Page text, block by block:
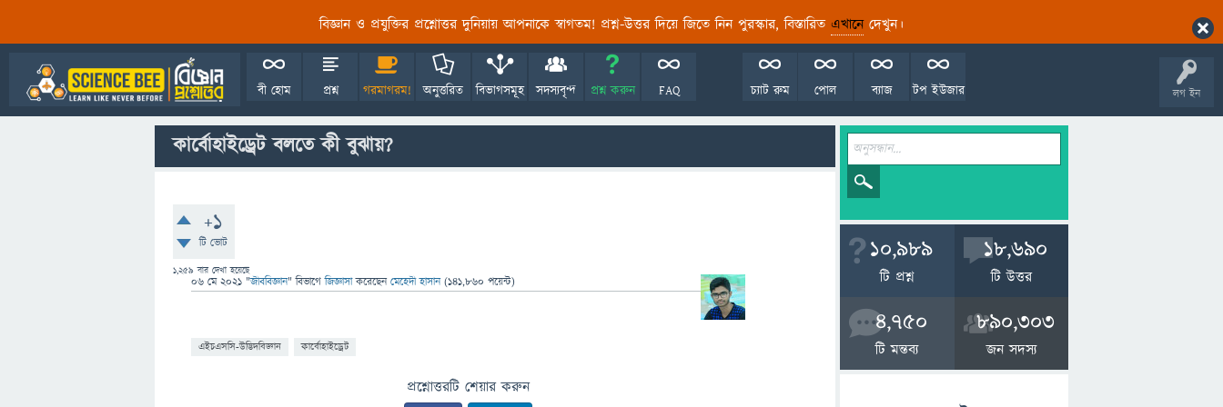
বিজ্ঞান ও প্রযুক্তির প্রশ্নোত্তর দুনিয়ায় আপনাকে স্বাগতম! প্রশ্ন-উত্তর দিয়ে জিতে নিন পুরস্কার, বিস্তারিত এখানেদেখুন।
লগ ইন
বী হোম প্রশ্ন গরমাগরম! অনুত্তরিত বিভাগসমূহ সদস্যবৃন্দ প্রশ্ন করুন FAQ টপ ইউজার
ব্যাজ
পোল
চ্যাট রুম
কার্বোহাইড্রেট বলতে কী বুঝায়?
+1
টি ভোট
1,259 বার দেখা হয়েছে
06 মে 2021 "জীববিজ্ঞান" বিভাগে জিজ্ঞাসাকরেছেনমেহেদী হাসান (141,860 পয়েন্ট)
এইচএসসি-উদ্ভিদবিজ্ঞান কার্বোহাইড্রেট
প্রশ্নোত্তরটি শেয়ার করুন
10,989
টি প্রশ্ন
18,690
টি উত্তর
4,750
টি মন্তব্য
890,303
জন সদস্য